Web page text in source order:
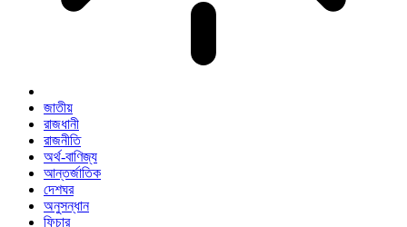
জাতীয়
রাজধানী
রাজনীতি
অর্থ-বাণিজ্য
আন্তর্জাতিক
দেশঘর
অনুসন্ধান
ফিচার